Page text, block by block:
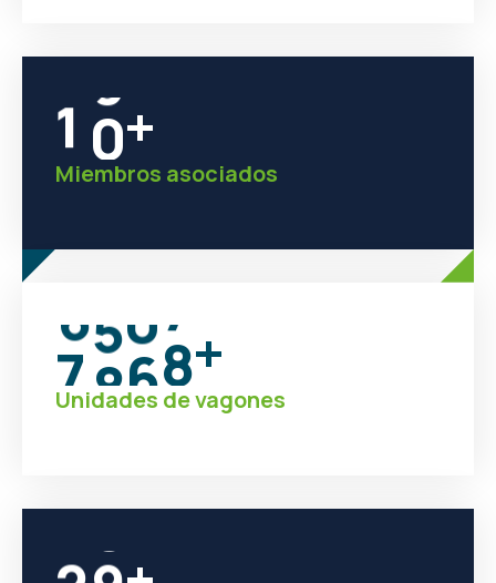
1 0+
Miembros asociados
7000+
Unidades de vagones